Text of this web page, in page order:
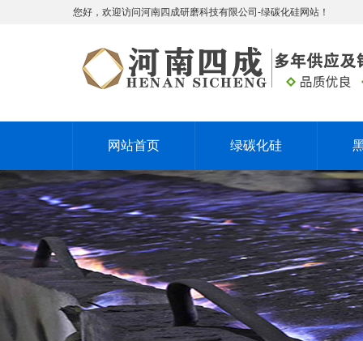
您好，欢迎访问河南四成研磨科技有限公司-绿碳化硅网站！
网站首页 绿碳化硅